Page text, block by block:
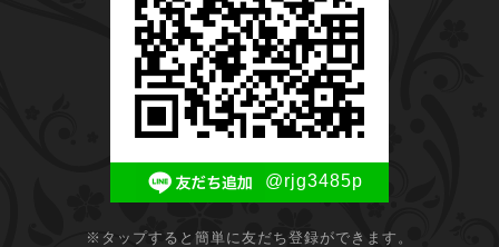
@rjg3485p
※タップすると簡単に友だち登録ができます。